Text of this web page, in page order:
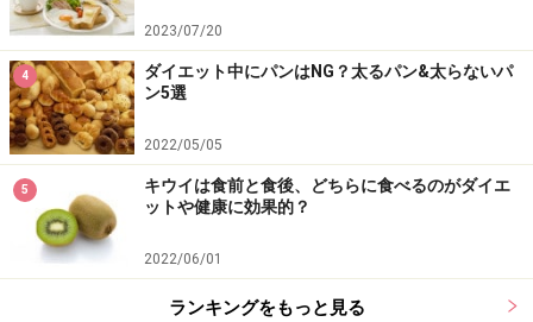
トが続かないのは当たり前のことです。なぜなら食事か
らの糖質が得られなくなったとき、体のなかではこんな
ことが起こっています。
（1）糖質が体内に入って来なくなる
（2）脳が危険を感じる
（3）「このままでは生命維持ができない」と脳が判断
する
（4）脳からの指令で、生命維持のためにエネルギーや
糖質摂取が積極的になる
2023/07/20
4
ダイエット中にパンはNG？太るパン&太らないパ
ン5選
2022/05/05
5
キウイは食前と食後、どちらに食べるのがダイエ
ットや健康に効果的？
2022/06/01
ランキングをもっと見る